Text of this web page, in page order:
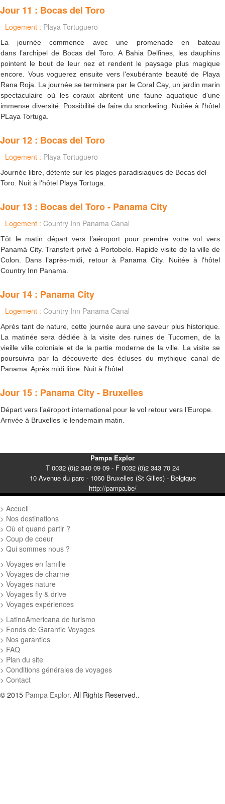
Jour 11 : Bocas del Toro
Logement : Playa Tortuguero
La journée commence avec une promenade en bateau
dans l’archipel de Bocas del Toro. A Bahia Delfines, les dauphins
pointent le bout de leur nez et rendent le paysage plus magique
encore. Vous voguerez ensuite vers l'exubérante beauté de Playa
Rana Roja. La journée se terminera par le Coral Cay, un jardin marin
spectaculaire où les coraux abritent une faune aquatique d’une
immense diversité. Possibilité de faire du snorkeling. Nuitée à l'hôtel
PLaya Tortuga.
Jour 12 : Bocas del Toro
Logement : Playa Tortuguero
Journée libre, détente sur les plages paradisiaques de Bocas del
Toro. Nuit à l'hôtel Playa Tortuga.
Jour 13 : Bocas del Toro - Panama City
Logement : Country Inn Panama Canal
Tôt le matin départ vers l’aéroport pour prendre votre vol vers
Panamá City. Transfert privé à Portobelo. Rapide visite de la ville de
Colon. Dans l’après-midi, retour à Panama City. Nuitée à l'hôtel
Country Inn Panama.
Jour 14 : Panama City
Logement : Country Inn Panama Canal
Après tant de nature, cette journée aura une saveur plus historique.
La matinée sera dédiée à la visite des ruines de Tucomen, de la
vieille ville coloniale et de la partie moderne de la ville. La visite se
poursuivra par la découverte des écluses du mythique canal de
Panama. Après midi libre. Nuit à l’hôtel.
Jour 15 : Panama City - Bruxelles
Départ vers l’aéroport international pour le vol retour vers l’Europe.
Arrivée à Bruxelles le lendemain matin.
Pampa Explor
T 0032 (0)2 340 09 09 - F 0032 (0)2 343 70 24
10 Avenue du parc - 1060 Bruxelles (St Gilles) - Belgique
http://pampa.be/
Accueil
Nos destinations
Où et quand partir ?
Coup de coeur
Qui sommes nous ?
Voyages en famille
Voyages de charme
Voyages nature
Voyages fly & drive
Voyages expériences
LatinoAmericana de turismo
Fonds de Garantie Voyages
Nos garanties
FAQ
Plan du site
Conditions générales de voyages
Contact
© 2015 Pampa Explor. All Rights Reserved..